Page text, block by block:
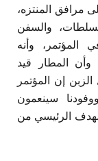
مرافق المنتزه،
والسفن
المؤتمر، وأنه
المطار قيد
إن المؤتمر
سينعمون
الرئيسي من